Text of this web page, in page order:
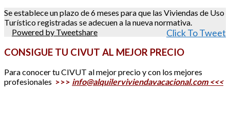
Se establece un plazo de 6 meses para que las Viviendas de Uso
Turístico registradas se adecuen a la nueva normativa.
Powered by Tweetshare
Click To Tweet
CONSIGUE TU CIVUT AL MEJOR PRECIO
Para conocer tu CIVUT al mejor precio y con los mejores
profesionales >>> info@alquilerviviendavacacional.com <<<